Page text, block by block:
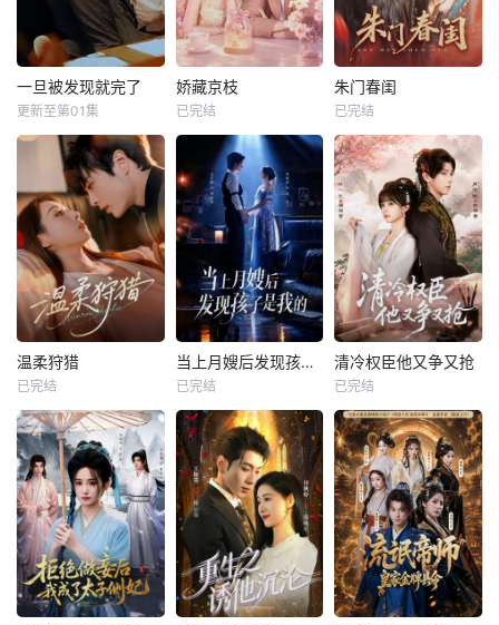
一旦被发现就完了
更新至第01集
娇藏京枝
已完结
朱门春闺
已完结
温柔狩猎
已完结
当上月嫂后发现孩子是我的
已完结
清冷权臣他又争又抢
已完结